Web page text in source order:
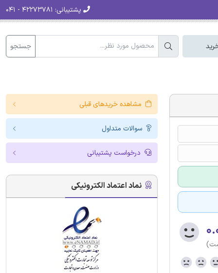
پشتیبانی:
جستجو
مشاهده خریدهای قبلی
سوالات متداول
درخواست پشتیبانی
نماد اعتماد الکترونیکی